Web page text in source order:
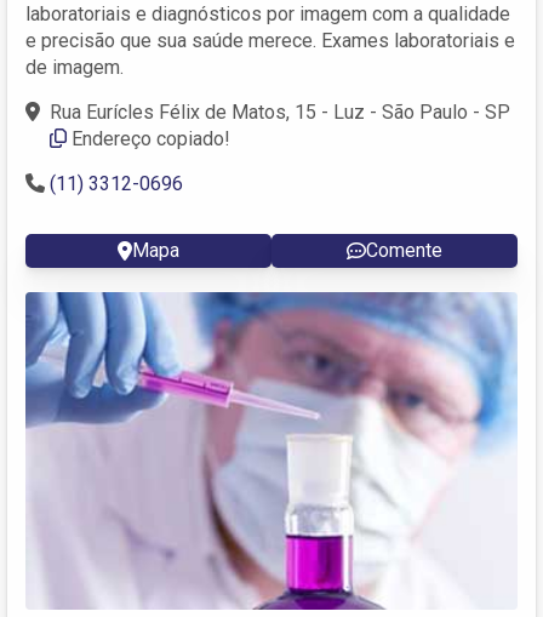
laboratoriais e diagnósticos por imagem com a qualidade
e precisão que sua saúde merece. Exames laboratoriais e
de imagem.
Rua Eurícles Félix de Matos, 15 - Luz - São Paulo - SP
Endereço copiado!
(11) 3312-0696 ‎
Mapa Comente